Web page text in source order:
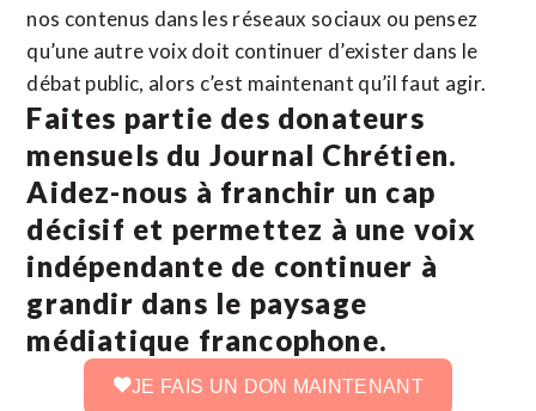
nos contenus dans les réseaux sociaux ou pensez
qu’une autre voix doit continuer d’exister dans le
débat public, alors c’est maintenant qu’il faut agir.
Faites partie des donateurs
mensuels du Journal Chrétien.
Aidez-nous à franchir un cap
décisif et permettez à une voix
indépendante de continuer à
grandir dans le paysage
médiatique francophone.
JE FAIS UN DON MAINTENANT